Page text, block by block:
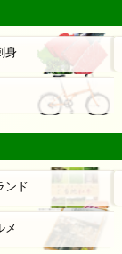
身
ンド
メ